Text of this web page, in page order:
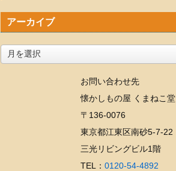
アーカイブ
お問い合わせ先
懐かしもの屋 くまねこ堂
〒136-0076
東京都江東区南砂5-7-22
三光リビングビル1階
TEL： 0120-54-4892